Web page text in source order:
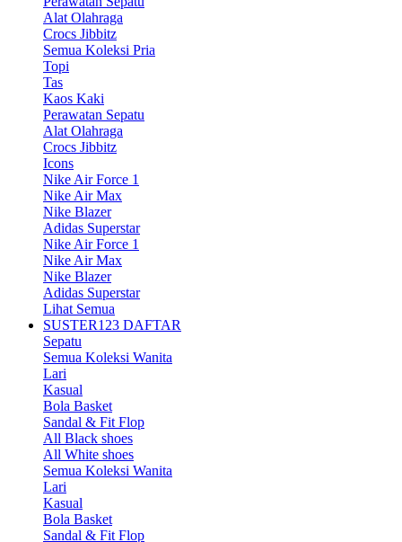
Alat Olahraga
Crocs Jibbitz
Semua Koleksi Pria
Topi
Tas
Kaos Kaki
Perawatan Sepatu
Alat Olahraga
Crocs Jibbitz
Icons
Nike Air Force 1
Nike Air Max
Nike Blazer
Adidas Superstar
Nike Air Force 1
Nike Air Max
Nike Blazer
Adidas Superstar
Lihat Semua
SUSTER123 DAFTAR
Sepatu
Semua Koleksi Wanita
Lari
Kasual
Bola Basket
Sandal & Fit Flop
All Black shoes
All White shoes
Semua Koleksi Wanita
Lari
Kasual
Bola Basket
Sandal & Fit Flop